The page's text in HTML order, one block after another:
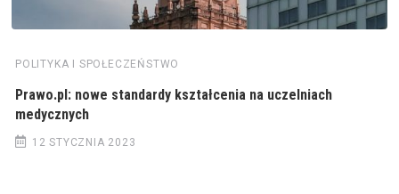
POLITYKA I SPOŁECZEŃSTWO
Prawo.pl: nowe standardy kształcenia na uczelniach
medycznych
12 STYCZNIA 2023